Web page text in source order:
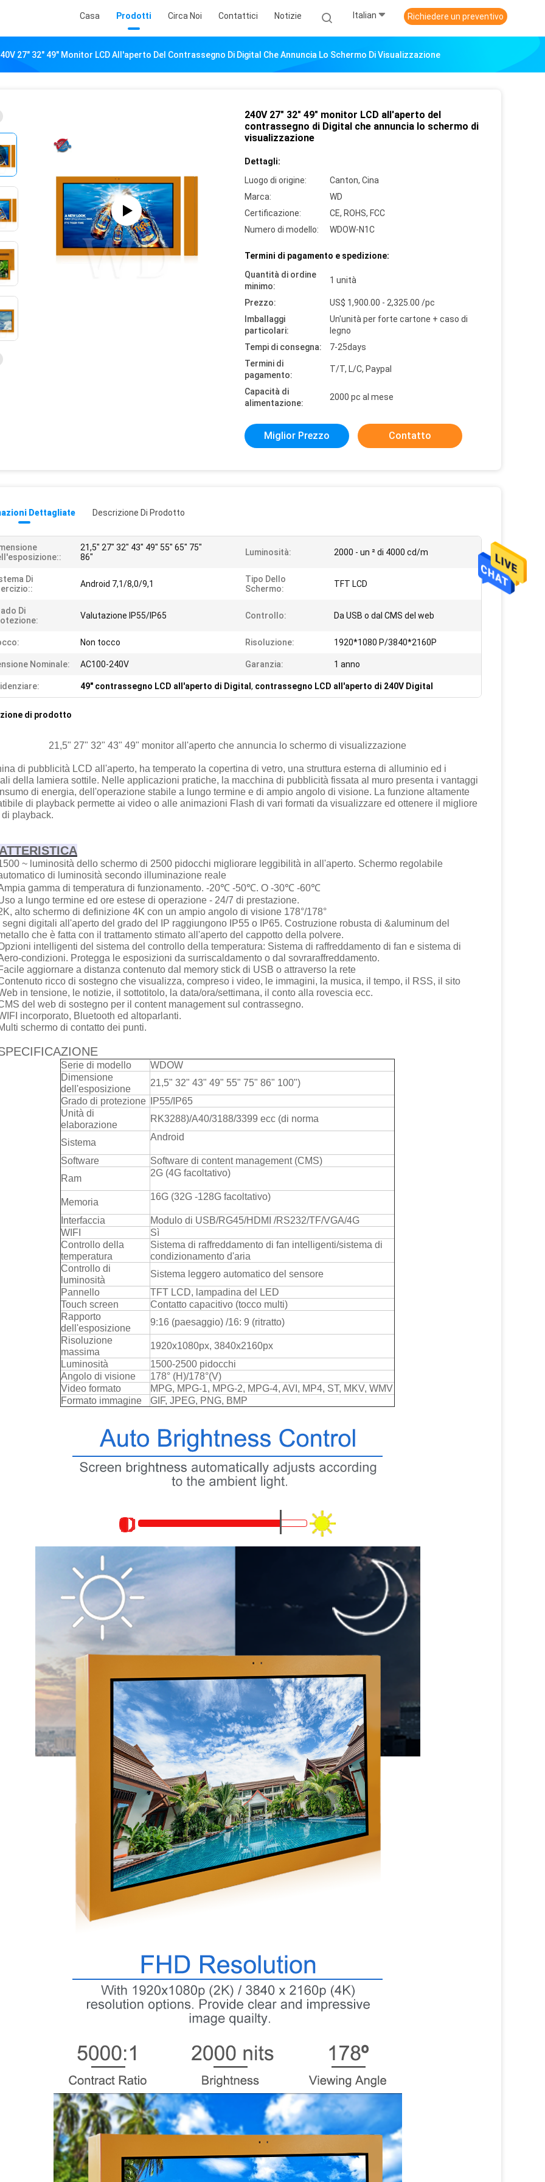
Casa Prodotti Circa Noi Contattici Notizie Italian Richiedere un preventivo
27" 32" 49" Monitor LCD All'aperto Del Contrassegno Di Digital Che Annuncia Lo Schermo Di Visualizzazione
240V 27" 32" 49" monitor LCD all'aperto del
contrassegno di Digital che annuncia lo schermo di
visualizzazione
Dettagli:
Luogo di origine:
Canton, Cina
Marca:
WD
Certificazione:
CE, ROHS, FCC
Numero di modello:
WDOW-N1C
Termini di pagamento e spedizione:
Quantità di ordine
minimo:
1 unità
Prezzo:
US$ 1,900.00 - 2,325.00 /pc
Imballaggi
particolari:
Un'unità per forte cartone + caso di
legno
Tempi di consegna:
7-25days
Termini di
pagamento:
T/T, L/C, Paypal
Capacità di
alimentazione:
2000 pc al mese
Miglior Prezzo Contatto
Dettagliate Descrizione Di Prodotto
21,5" 27" 32" 43" 49" 55" 65" 75"
86"
Luminosità: 2000 - un ² di 4000 cd/m
Di
Android 7,1/8,0/9,1
Tipo Dello
Schermo:
TFT LCD
Di
Valutazione IP55/IP65 Controllo: Da USB o dal CMS del web
Non tocco Risoluzione: 1920*1080 P/3840*2160P
Nominale: AC100-240V Garanzia: 1 anno
49" contrassegno LCD all'aperto di Digital , contrassegno LCD all'aperto di 240V Digital
di prodotto
21,5" 27" 32" 43" 49" monitor all'aperto che annuncia lo schermo di visualizzazione
di pubblicità LCD all'aperto, ha temperato la copertina di vetro, una struttura esterna di alluminio ed i
della lamiera sottile. Nelle applicazioni pratiche, la macchina di pubblicità fissata al muro presenta i vantaggi
di energia, dell'operazione stabile a lungo termine e di ampio angolo di visione. La funzione altamente
di playback permette ai video o alle animazioni Flash di vari formati da visualizzare ed ottenere il migliore
di playback.
~ luminosità dello schermo di 2500 pidocchi migliorare leggibilità in all'aperto. Schermo regolabile
di luminosità secondo illuminazione reale
gamma di temperatura di funzionamento. -20℃ -50℃. O -30℃ -60℃
a lungo termine ed ore estese di operazione - 24/7 di prestazione.
alto schermo di definizione 4K con un ampio angolo di visione 178°/178°
segni digitali all'aperto del grado del IP raggiungono IP55 o IP65. Costruzione robusta di &aluminum del
che è fatta con il trattamento stimato all'aperto del cappotto della polvere.
intelligenti del sistema del controllo della temperatura: Sistema di raffreddamento di fan e sistema di
condizioni. Protegga le esposizioni da surriscaldamento o dal sovraraffreddamento.
aggiornare a distanza contenuto dal memory stick di USB o attraverso la rete
ricco di sostegno che visualizza, compreso i video, le immagini, la musica, il tempo, il RSS, il sito
in tensione, le notizie, il sottotitolo, la data/ora/settimana, il conto alla rovescia ecc.
del web di sostegno per il content management sul contrassegno.
incorporato, Bluetooth ed altoparlanti.
schermo di contatto dei punti.
Serie di modello
WDOW
Dimensione
dell'esposizione
21,5" 32" 43" 49" 55" 75" 86" 100")
Grado di protezione
IP55/IP65
Unità di
elaborazione
RK3288)/A40/3188/3399 ecc (di norma
Sistema
Android
Software
Software di content management (CMS)
Ram
2G (4G facoltativo)
Memoria
16G (32G -128G facoltativo)
Interfaccia
Modulo di USB/RG45/HDMI /RS232/TF/VGA/4G
WIFI
Sì
Controllo della
temperatura
Sistema di raffreddamento di fan intelligenti/sistema di
condizionamento d'aria
Controllo di
luminosità
Sistema leggero automatico del sensore
Pannello
TFT LCD, lampadina del LED
Touch screen
Contatto capacitivo (tocco multi)
Rapporto
dell'esposizione
9:16 (paesaggio) /16: 9 (ritratto)
Risoluzione
massima
1920x1080px, 3840x2160px
Luminosità
1500-2500 pidocchi
Angolo di visione
178° (H)/178°(V)
Video formato
MPG, MPG-1, MPG-2, MPG-4, AVI, MP4, ST, MKV, WMV
Formato immagine
GIF, JPEG, PNG, BMP